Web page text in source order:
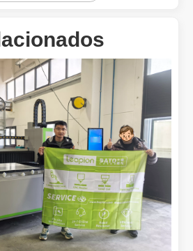
¿Cuánto cuesta una cortadora láser? ¿Cómo elegir la mejor?
por láser son una herramienta